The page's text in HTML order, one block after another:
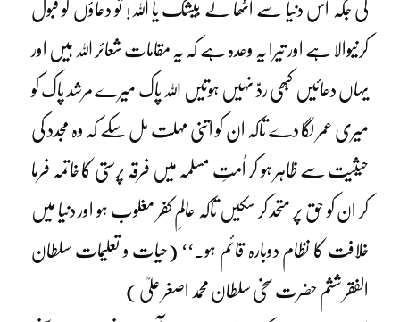
کی جگہ اس دنیا سے اٹھا لے بیشک یا اللہ! تو دعاؤں کو قبول
کرنیوالا ہے اور تیرا یہ وعدہ ہے کہ یہ مقامات شعائر اللہ ہیں اور
یہاں دعائیں کبھی ردّ نہیں ہوتیں اللہ پاک میرے مرشد پاک کو
میری عمر لگا دے تاکہ ان کو اتنی مہلت مل سکے کہ وہ مجدد کی
حیثیت سے ظاہر ہو کر اُمتِ مسلمہ میں فرقہ پرستی کا خاتمہ فرما
کر ان کو حق پر متحد کر سکیں تاکہ عالمِ کفر مغلوب ہو اور دنیا میں
خلافت کا نظام دوبارہ قائم ہو۔‘‘ (حیات و تعلیمات سلطان
الفقر ششم حضرت سخی سلطان محمد اصغر علیؒ )